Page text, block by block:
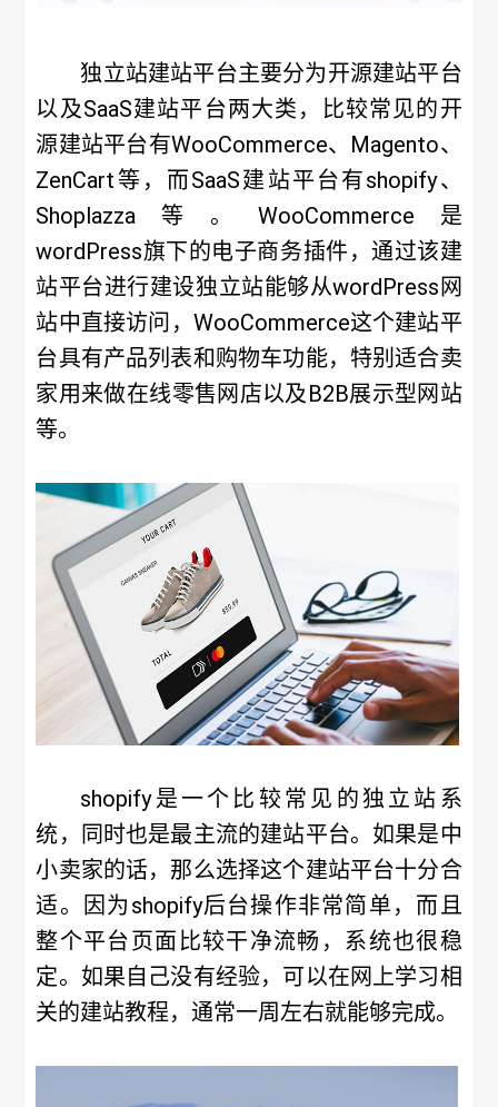
独立站建站平台主要分为开源建站平台
以及SaaS建站平台两大类，比较常见的开
源建站平台有WooCommerce、Magento、
ZenCart等，而SaaS建站平台有shopify、
Shoplazza等。WooCommerce是
wordPress旗下的电子商务插件，通过该建
站平台进行建设独立站能够从wordPress网
站中直接访问，WooCommerce这个建站平
台具有产品列表和购物车功能，特别适合卖
家用来做在线零售网店以及B2B展示型网站
等。
shopify是一个比较常见的独立站系
统，同时也是最主流的建站平台。如果是中
小卖家的话，那么选择这个建站平台十分合
适。因为shopify后台操作非常简单，而且
整个平台页面比较干净流畅，系统也很稳
定。如果自己没有经验，可以在网上学习相
关的建站教程，通常一周左右就能够完成。